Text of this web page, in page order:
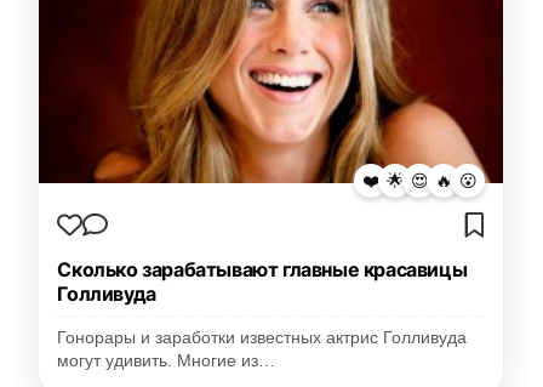
❤️ 🌟 😍 🔥 😮
Сколько зарабатывают главные красавицы
Голливуда
Гонорары и заработки известных актрис Голливуда
могут удивить. Многие из…